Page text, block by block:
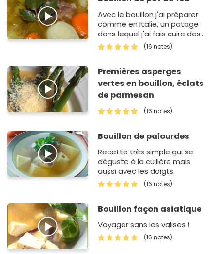
Avec le bouillon j'ai préparer
comme en Italie, un potage
dans lequel j'ai fais cuire des
petits raviolis (cappelletti)
saupoudré de parmesan
(16 notes)
Premières asperges
vertes en bouillon, éclats
de parmesan
(16 notes)
Bouillon de palourdes
Recette très simple qui se
déguste à la cuillère mais
aussi avec les doigts.
(16 notes)
Bouillon façon asiatique
Voyager sans les valises !
(16 notes)